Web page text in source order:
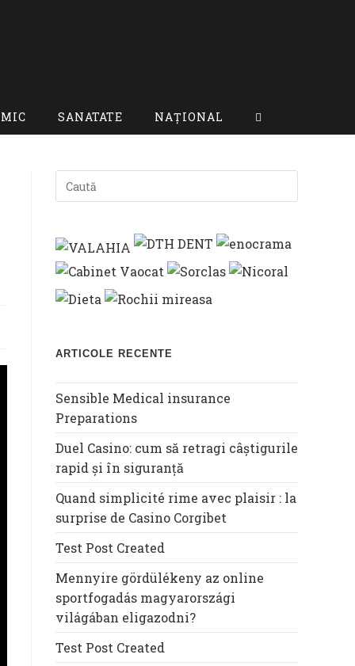
SANATATE NAȚIONAL TOGGLE
ARTICOLE RECENTE
Sensible Medical insurance
Preparations
Duel Casino: cum să retragi câștigurile
rapid și în siguranță
Quand simplicité rime avec plaisir : la
surprise de Casino Corgibet
Test Post Created
Mennyire gördülékeny az online
sportfogadás magyarországi
világában eligazodni?
Test Post Created